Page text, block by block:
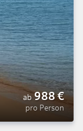
ab 988€
pro Person